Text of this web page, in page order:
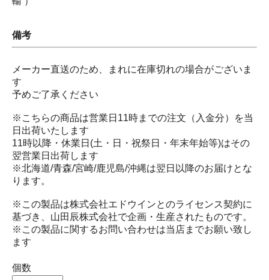
備考
メーカー直送のため、まれに在庫切れの場合がございま
す
予めご了承ください
※こちらの商品は営業日11時までの注文（入金分）を当
日出荷いたします
11時以降・休業日(土・日・祝祭日・年末年始等)はその
翌営業日出荷します
※北海道/青森/宮崎/鹿児島/沖縄は翌日以降のお届けとな
ります。
※この製品は株式会社エドウインとのライセンス契約に
基づき、山田辰株式会社で企画・生産されたものです。
※この製品に関するお問い合わせは当店までお願い致し
ます
個数